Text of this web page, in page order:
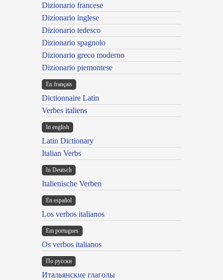
Dizionario francese
Dizionario inglese
Dizionario tedesco
Dizionario spagnolo
Dizionario greco moderno
Dizionario piemontese
En français
Dictionnaire Latin
Verbes italiens
In english
Latin Dictionary
Italian Verbs
In Deutsch
Italienische Verben
En español
Los verbos italianos
Em portugues
Os verbos italianos
По русски
Итальянские глаголы